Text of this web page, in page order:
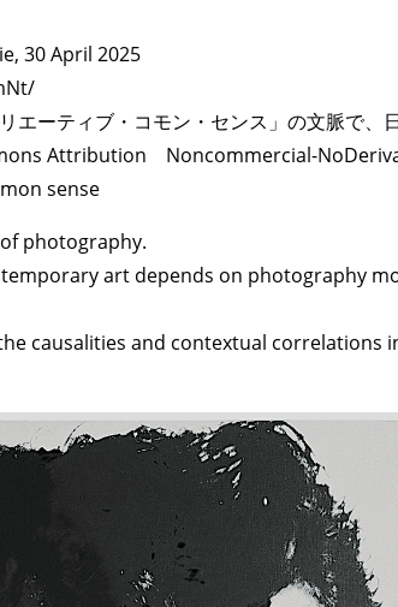
ESSAYS
30 April 2025
エーティブ・コモン・センス」の文脈で、
Attribution Noncommercial-
sense
photography.
art depends on photography
causalities and contextual correlations